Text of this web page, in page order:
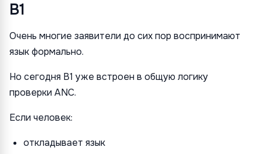
B1
Очень многие заявители до сих пор воспринимают
язык формально.
Но сегодня B1 уже встроен в общую логику
проверки ANC.
Если человек:
откладывает язык